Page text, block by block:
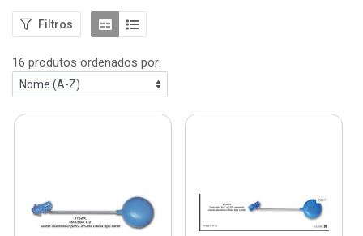
Filtros
16 produtos ordenados por: